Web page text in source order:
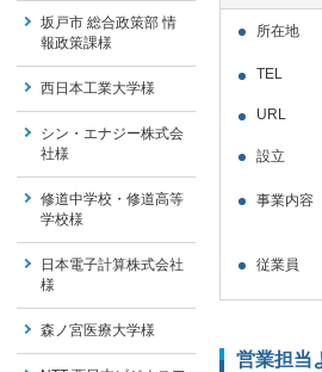
所在地
TEL
URL
設立
事業内容
従業員
営業担当
坂戸市 総合政策部 情
報政策課様
西日本工業大学様
シン・エナジー株式会
社様
修道中学校・修道高等
学校様
日本電子計算株式会社
様
森ノ宮医療大学様